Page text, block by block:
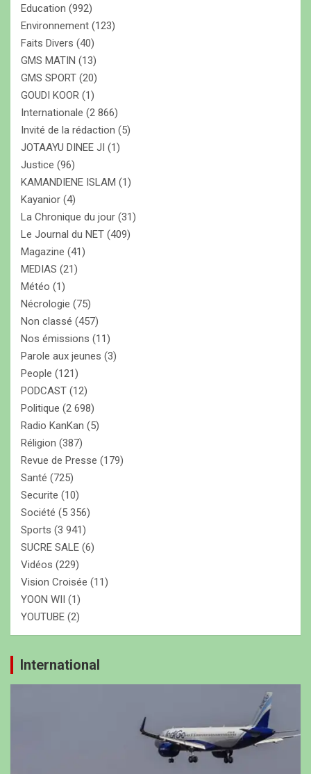
Education (992)
Environnement (123)
Faits Divers (40)
GMS MATIN (13)
GMS SPORT (20)
GOUDI KOOR (1)
Internationale (2 866)
Invité de la rédaction (5)
JOTAAYU DINEE JI (1)
Justice (96)
KAMANDIENE ISLAM (1)
Kayanior (4)
La Chronique du jour (31)
Le Journal du NET (409)
Magazine (41)
MEDIAS (21)
Météo (1)
Nécrologie (75)
Non classé (457)
Nos émissions (11)
Parole aux jeunes (3)
People (121)
PODCAST (12)
Politique (2 698)
Radio KanKan (5)
Réligion (387)
Revue de Presse (179)
Santé (725)
Securite (10)
Société (5 356)
Sports (3 941)
SUCRE SALE (6)
Vidéos (229)
Vision Croisée (11)
YOON WII
(1)
YOUTUBE (2)
International